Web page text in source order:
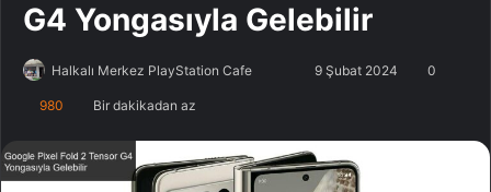
G4 Yongasıyla Gelebilir
Halkalı Merkez PlayStation Cafe
o
e
-
9 Şubat 2024 0
980 Bir dakikadan az